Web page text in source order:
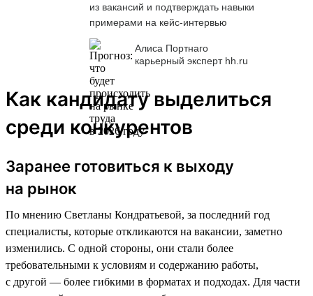
из вакансий и подтверждать навыки
примерами на кейс-интервью
Алиса Портнаго
карьерный эксперт hh.ru
Как кандидату выделиться
среди конкурентов
Заранее готовиться к выходу
на рынок
По мнению Светланы Кондратьевой, за последний год
специалисты, которые откликаются на вакансии, заметно
изменились. С одной стороны, они стали более
требовательными к условиям и содержанию работы,
с другой — более гибкими в форматах и подходах. Для части